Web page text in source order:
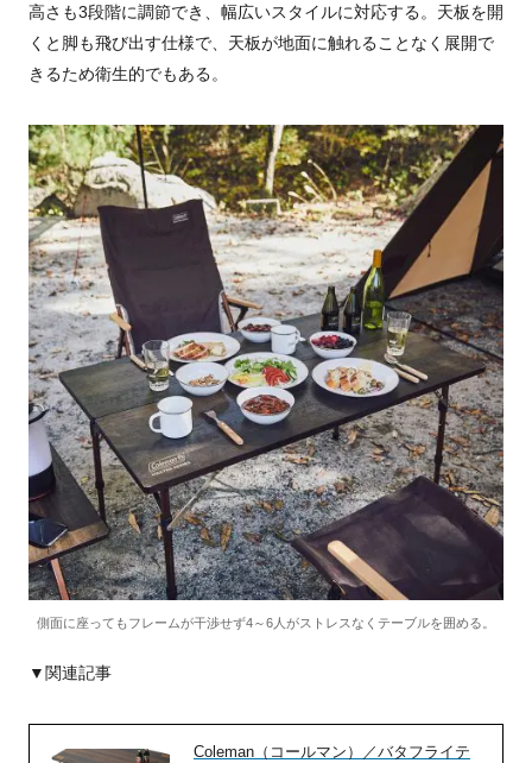
高さも3段階に調節でき、幅広いスタイルに対応する。天板を開
くと脚も飛び出す仕様で、天板が地面に触れることなく展開で
きるため衛生的でもある。
側面に座ってもフレームが干渉せず4～6人がストレスなくテーブルを囲める。
▼関連記事
Coleman（コールマン）／バタフライテ